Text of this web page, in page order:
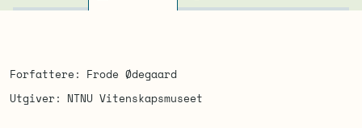
Forfattere
Frode Ødegaard
Utgiver
NTNU Vitenskapsmuseet